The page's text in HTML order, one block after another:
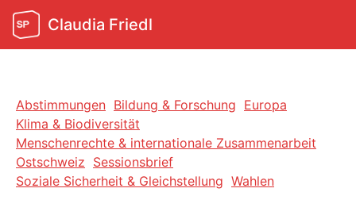
Claudia Friedl
Abstimmungen Bildung & Forschung Europa
Klima & Biodiversität
Menschenrechte & internationale Zusammenarbeit
Ostschweiz Sessionsbrief
Soziale Sicherheit & Gleichstellung Wahlen